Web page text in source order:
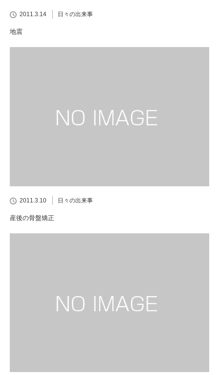
2011.3.14 日々の出来事
地震
2011.3.10 日々の出来事
産後の骨盤矯正